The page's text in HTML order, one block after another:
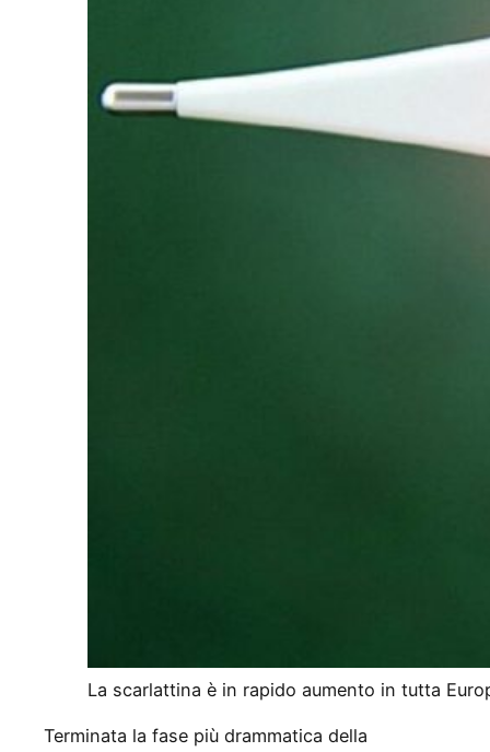
La scarlattina è in rapido aumento in tutta
Terminata la fase più drammatica della